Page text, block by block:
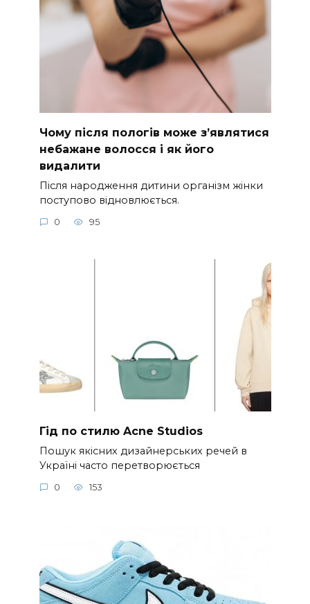
Чому після пологів може з’являтися
небажане волосся і як його
видалити
Після народження дитини організм жінки
поступово відновлюється.
0 95
Гід по стилю Acne Studios
Пошук якісних дизайнерських речей в
Україні часто перетворюється
0 153